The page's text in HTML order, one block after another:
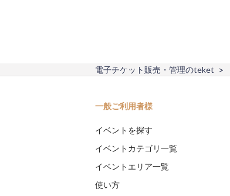
電子チケット販売・管理のteket
一般ご利用者様
イベントを探す
イベントカテゴリ一覧
イベントエリア一覧
使い方